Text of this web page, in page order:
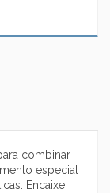
combinar
especial
Encaixe